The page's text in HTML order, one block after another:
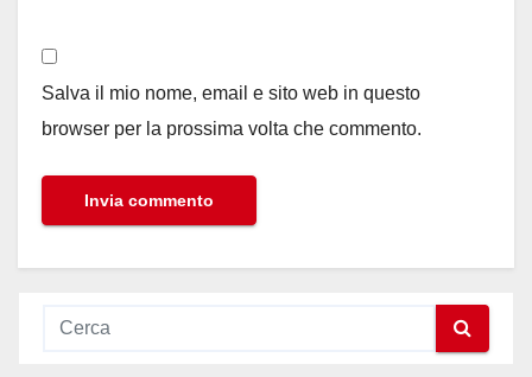
Salva il mio nome, email e sito web in questo
browser per la prossima volta che commento.